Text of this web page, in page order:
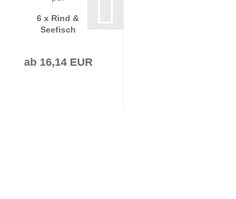
6 x Rind &
Seefisch
ab 16,14 EUR